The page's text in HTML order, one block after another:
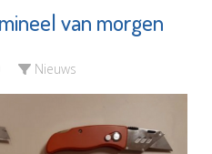
van morgen
Nieuws